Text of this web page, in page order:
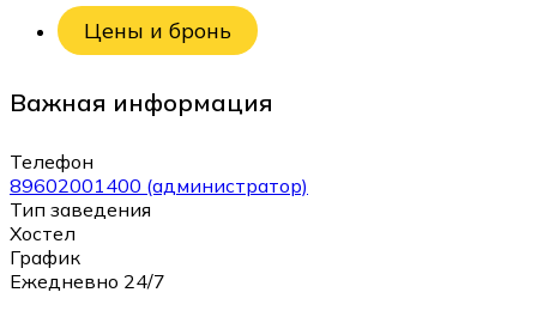
Цены и бронь
Важная информация
Телефон
89602001400 (администратор)
Тип заведения
Хостел
График
Ежедневно 24/7